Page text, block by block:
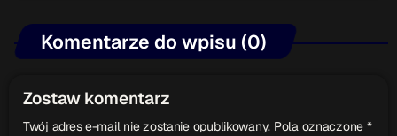
Komentarze do wpisu (0)
Zostaw komentarz
Twój adres e-mail nie zostanie opublikowany. Pola oznaczone *